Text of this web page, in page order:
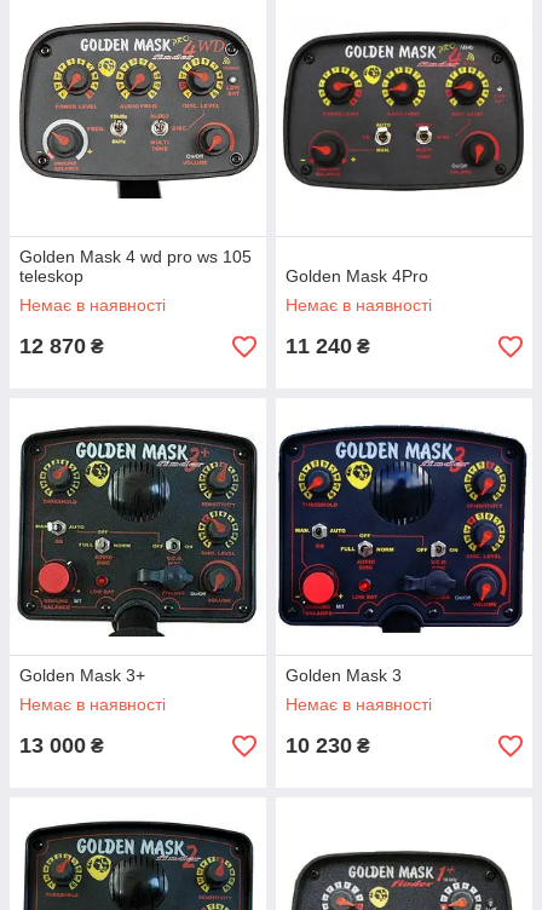
Golden Mask 4 wd pro ws 105
teleskop
Немає в наявності
12 870 ₴
Golden Mask 4Pro
Немає в наявності
11 240 ₴
Golden Mask 3+
Немає в наявності
13 000 ₴
Golden Mask 3
Немає в наявності
10 230 ₴